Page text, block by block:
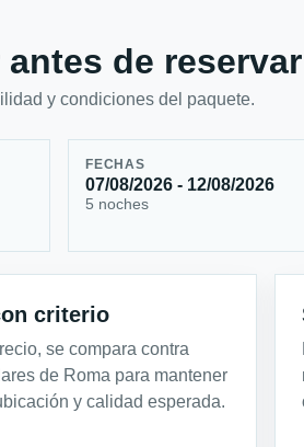
de reservar
y condiciones del paquete.
FECHAS
07/08/2026 - 12/08/2026
5 noches
criterio
se compara contra
de Roma para mantener
y calidad esperada.